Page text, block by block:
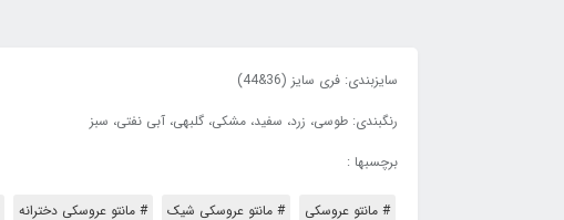
سایزبندی: فری سایز (36&44)
رنگبندی: طوسی، زرد، سفید، مشکی، گلبهی، آبی نفتی، سبز
برچسبها :
# مانتو عروسکی # مانتو عروسکی شیک # مانتو عروسکی دخترانه